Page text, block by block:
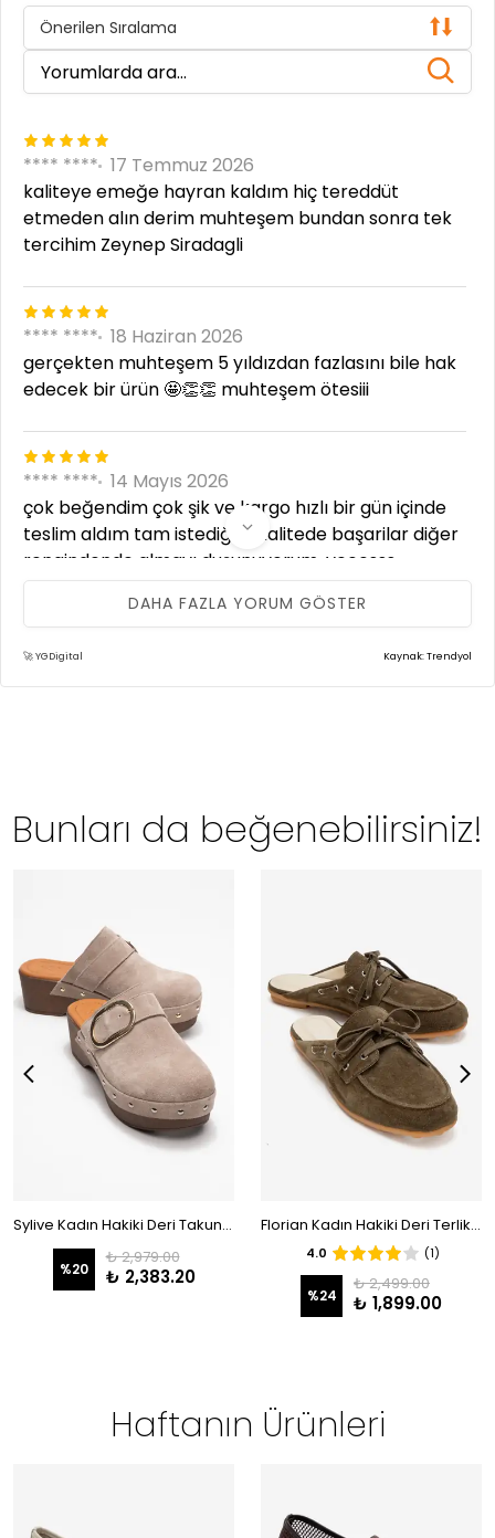
Önerilen Sıralama
**** **** 17 Temmuz 2026
kaliteye emeğe hayran kaldım hiç tereddüt
etmeden alın derim muhteşem bundan sonra tek
tercihim Zeynep Siradagli
**** **** 18 Haziran 2026
gerçekten muhteşem 5 yıldızdan fazlasını bile hak
edecek bir ürün 🤩👏👏 muhteşem ötesiii
**** **** 14 Mayıs 2026
çok beğendim çok şik ve kargo hızlı bir gün içinde
teslim aldım tam istediğim kalitede başarilar diğer
rengindende almayı duşunuyorum .yeeesss
supersiniz
R** A** 04 Mayıs 2026
DAHA FAZLA YORUM GÖSTER
🚀 YGDigital Kaynak: Trendyol
Bunları da beğenebilirsiniz!
Sylive Kadın Hakiki Deri Takunya Terlik Vizon Süet
%20
₺ 2,979.00
₺ 2,383.20
Florian Kadın Hakiki Deri Terlik Haki Süet
4.0 (1)
%24
₺ 2,499.00
₺ 1,899.00
Haftanın Ürünleri